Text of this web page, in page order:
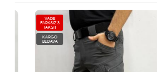
FARKSIZ 3
TAKSİT
KARGO
BEDAVA